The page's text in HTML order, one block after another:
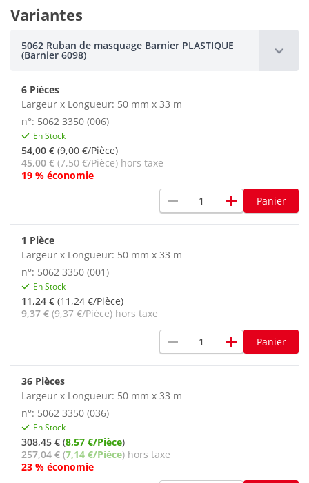
Variantes
5062 Ruban de masquage Barnier PLASTIQUE
(Barnier 6098)
6 Pièces
Largeur x Longueur: 50 mm x 33 m
n°: 5062 3350 (006)
En Stock
54,00 € (9,00 €/Pièce)
45,00 € (7,50 €/Pièce) hors taxe
19 % économie
remove add Panier
1 Pièce
Largeur x Longueur: 50 mm x 33 m
n°: 5062 3350 (001)
En Stock
11,24 € (11,24 €/Pièce)
9,37 € (9,37 €/Pièce) hors taxe
remove add Panier
36 Pièces
Largeur x Longueur: 50 mm x 33 m
n°: 5062 3350 (036)
En Stock
308,45 € (8,57 €/Pièce)
257,04 € (7,14 €/Pièce) hors taxe
23 % économie